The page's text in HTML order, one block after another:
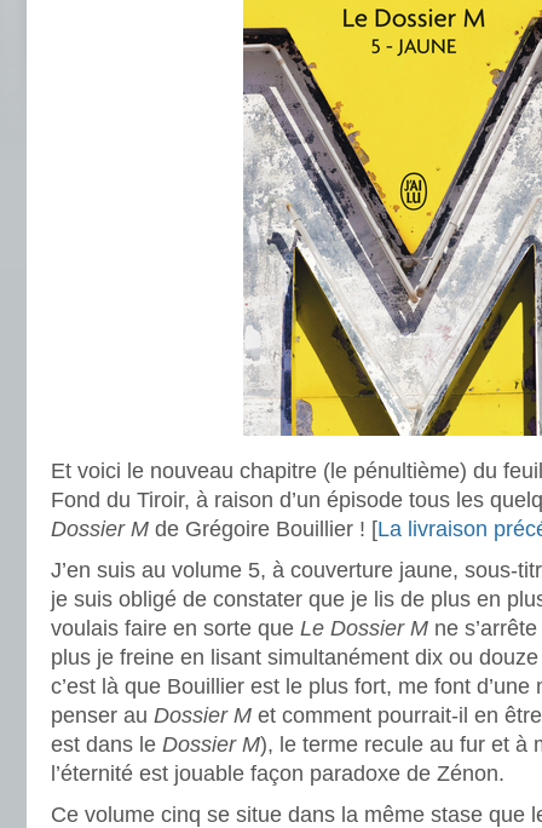
Et voici le nouveau chapitre (le pénultième) du
Fond du Tiroir, à raison d’un épisode tous les
Dossier M de Grégoire Bouillier ! [La livraison
J’en suis au volume 5, à couverture jaune, sous-
je suis obligé de constater que je lis de plus en
voulais faire en sorte que Le Dossier M ne
plus je freine en lisant simultanément dix ou
c’est là que Bouillier est le plus fort, me font d’une
penser au Dossier M et comment pourrait-il en
est dans le Dossier M), le terme recule au fur et à
l’éternité est jouable façon paradoxe de Zénon.
Ce volume cinq se situe dans la même stase que